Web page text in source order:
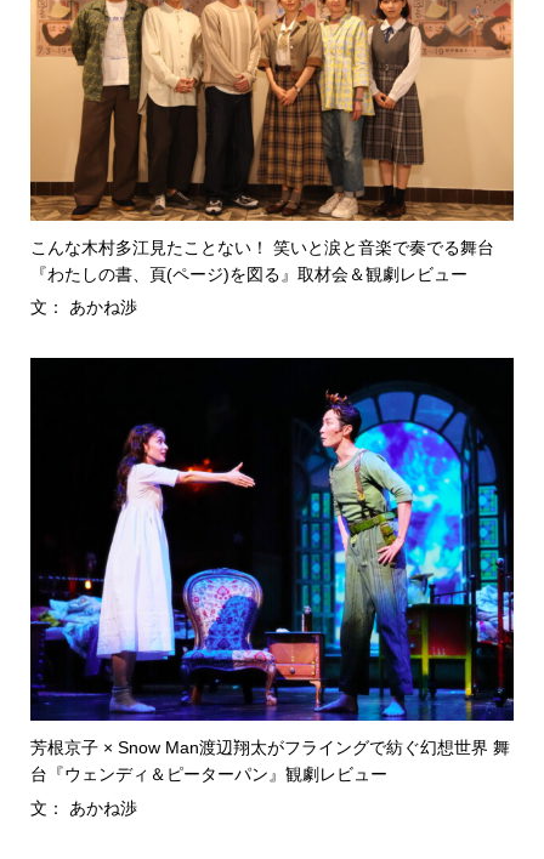
こんな木村多江見たことない！ 笑いと涙と音楽で奏でる舞台
『わたしの書、頁(ページ)を図る』取材会＆観劇レビュー
文： あかね渉
芳根京子 × Snow Man渡辺翔太がフライングで紡ぐ幻想世界 舞
台『ウェンディ＆ピーターパン』観劇レビュー
文： あかね渉